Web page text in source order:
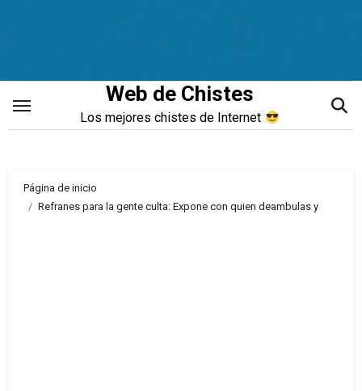
Web de Chistes
Los mejores chistes de Internet
Página de inicio
Refranes para la gente culta: Expone con quien deambulas y